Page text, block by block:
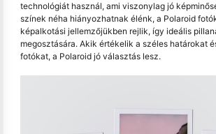
technológiát használ, ami viszonylag jó
színek néha hiányozhatnak élénk, a Polaroid
képalkotási jellemzőjükben rejlik, így ideális
megosztására. Akik értékelik a széles határokat
fotókat, a Polaroid jó választás lesz.